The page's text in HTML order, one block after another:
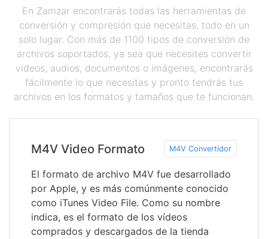
En Zamzar encontrarás todas las herramientas de
conversión y compresión que necesitas, todo en un
solo lugar. Con más de 1100 tipos de conversión de
archivos soportados, ya sea que necesites convertir
videos, audios, documentos o imágenes, encontrarás
fácilmente lo que necesitas y pronto tendrás tus
archivos en los formatos y tamaños que te funcionan.
M4V Video Formato M4V Convertidor
El formato de archivo M4V fue desarrollado
por Apple, y es más comúnmente conocido
como iTunes Video File. Como su nombre
indica, es el formato de los vídeos
comprados y descargados de la tienda